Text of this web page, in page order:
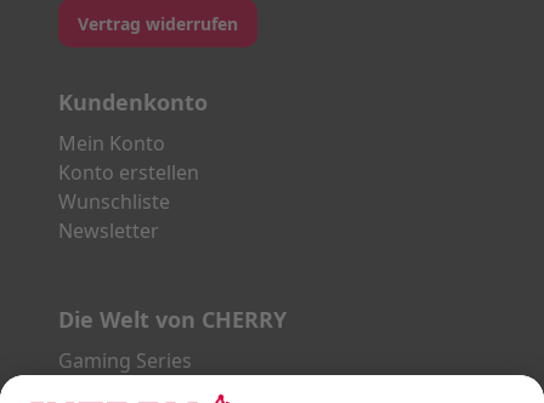
Vertrag widerrufen
Kundenkonto
Mein Konto
Konto erstellen
Wunschliste
Newsletter
Die Welt von CHERRY
Gaming Series